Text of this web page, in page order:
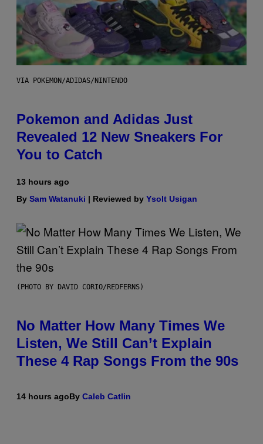
VIA POKEMON/ADIDAS/NINTENDO
Pokemon and Adidas Just
Revealed 12 New Sneakers For
You to Catch
13 hours ago
By Sam Watanuki | Reviewed by Ysolt Usigan
(PHOTO BY DAVID CORIO/REDFERNS)
No Matter How Many Times We
Listen, We Still Can’t Explain
These 4 Rap Songs From the 90s
14 hours agoBy Caleb Catlin